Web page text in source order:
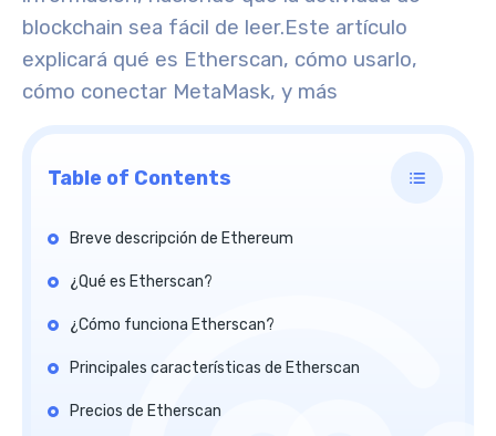
blockchain sea fácil de leer.Este artículo
explicará qué es Etherscan, cómo usarlo,
cómo conectar MetaMask, y más
Table of Contents
Breve descripción de Ethereum
¿Qué es Etherscan?
¿Cómo funciona Etherscan?
Principales características de Etherscan
Precios de Etherscan